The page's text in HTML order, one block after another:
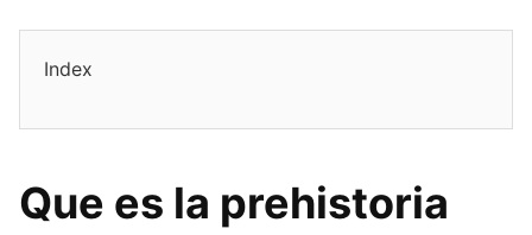
Index
Que es la prehistoria